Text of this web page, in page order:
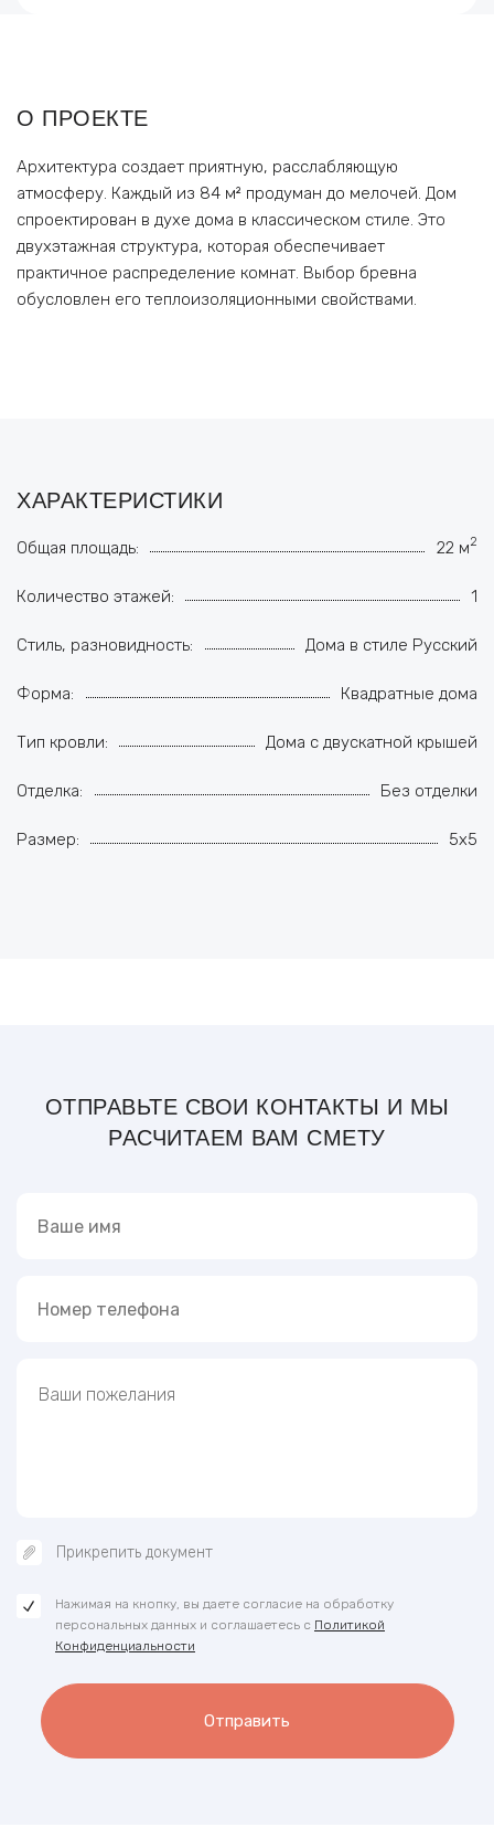
О ПРОЕКТЕ
Архитектура создает приятную, расслабляющую
атмосферу. Каждый из 84 м² продуман до мелочей. Дом
спроектирован в духе дома в классическом стиле. Это
двухэтажная структура, которая обеспечивает
практичное распределение комнат. Выбор бревна
обусловлен его теплоизоляционными свойствами.
ХАРАКТЕРИСТИКИ
Общая площадь: 22 м2
Количество этажей: 1
Стиль, разновидность: Дома в стиле Русский
Форма: Квадратные дома
Тип кровли: Дома с двускатной крышей
Отделка: Без отделки
Размер: 5x5
ОТПРАВЬТЕ СВОИ КОНТАКТЫ И МЫ
РАСЧИТАЕМ ВАМ СМЕТУ
Нажимая на кнопку, вы даете согласие на обработку
персональных данных и соглашаетесь с Политикой
Конфиденциальности
Отправить
Прикрепить документ